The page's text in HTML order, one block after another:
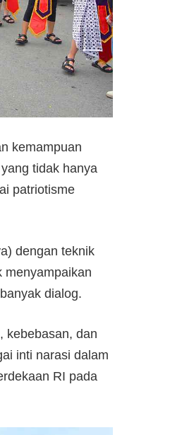
kemampuan
tidak hanya
patriotisme
dengan teknik
menyampaikan
dialog.
kebebasan, dan
inti narasi dalam
RI pada